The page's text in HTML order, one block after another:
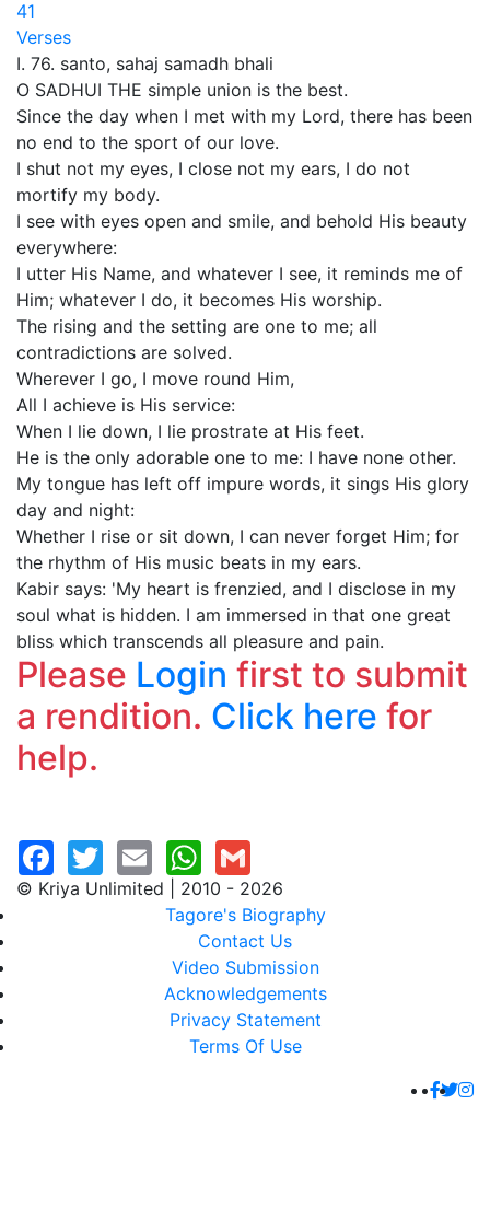
41
Verses
I. 76. santo, sahaj samadh bhali
O SADHUI THE simple union is the best.
Since the day when I met with my Lord, there has been
no end to the sport of our love.
I shut not my eyes, I close not my ears, I do not
mortify my body.
I see with eyes open and smile, and behold His beauty
everywhere:
I utter His Name, and whatever I see, it reminds me of
Him; whatever I do, it becomes His worship.
The rising and the setting are one to me; all
contradictions are solved.
Wherever I go, I move round Him,
All I achieve is His service:
When I lie down, I lie prostrate at His feet.
He is the only adorable one to me: I have none other.
My tongue has left off impure words, it sings His glory
day and night:
Whether I rise or sit down, I can never forget Him; for
the rhythm of His music beats in my ears.
Kabir says: 'My heart is frenzied, and I disclose in my
soul what is hidden. I am immersed in that one great
bliss which transcends all pleasure and pain.
Please Login first to submit
a rendition. Click here for
help.
© Kriya Unlimited | 2010 - 2026
Tagore's Biography
Contact Us
Video Submission
Acknowledgements
Privacy Statement
Terms Of Use